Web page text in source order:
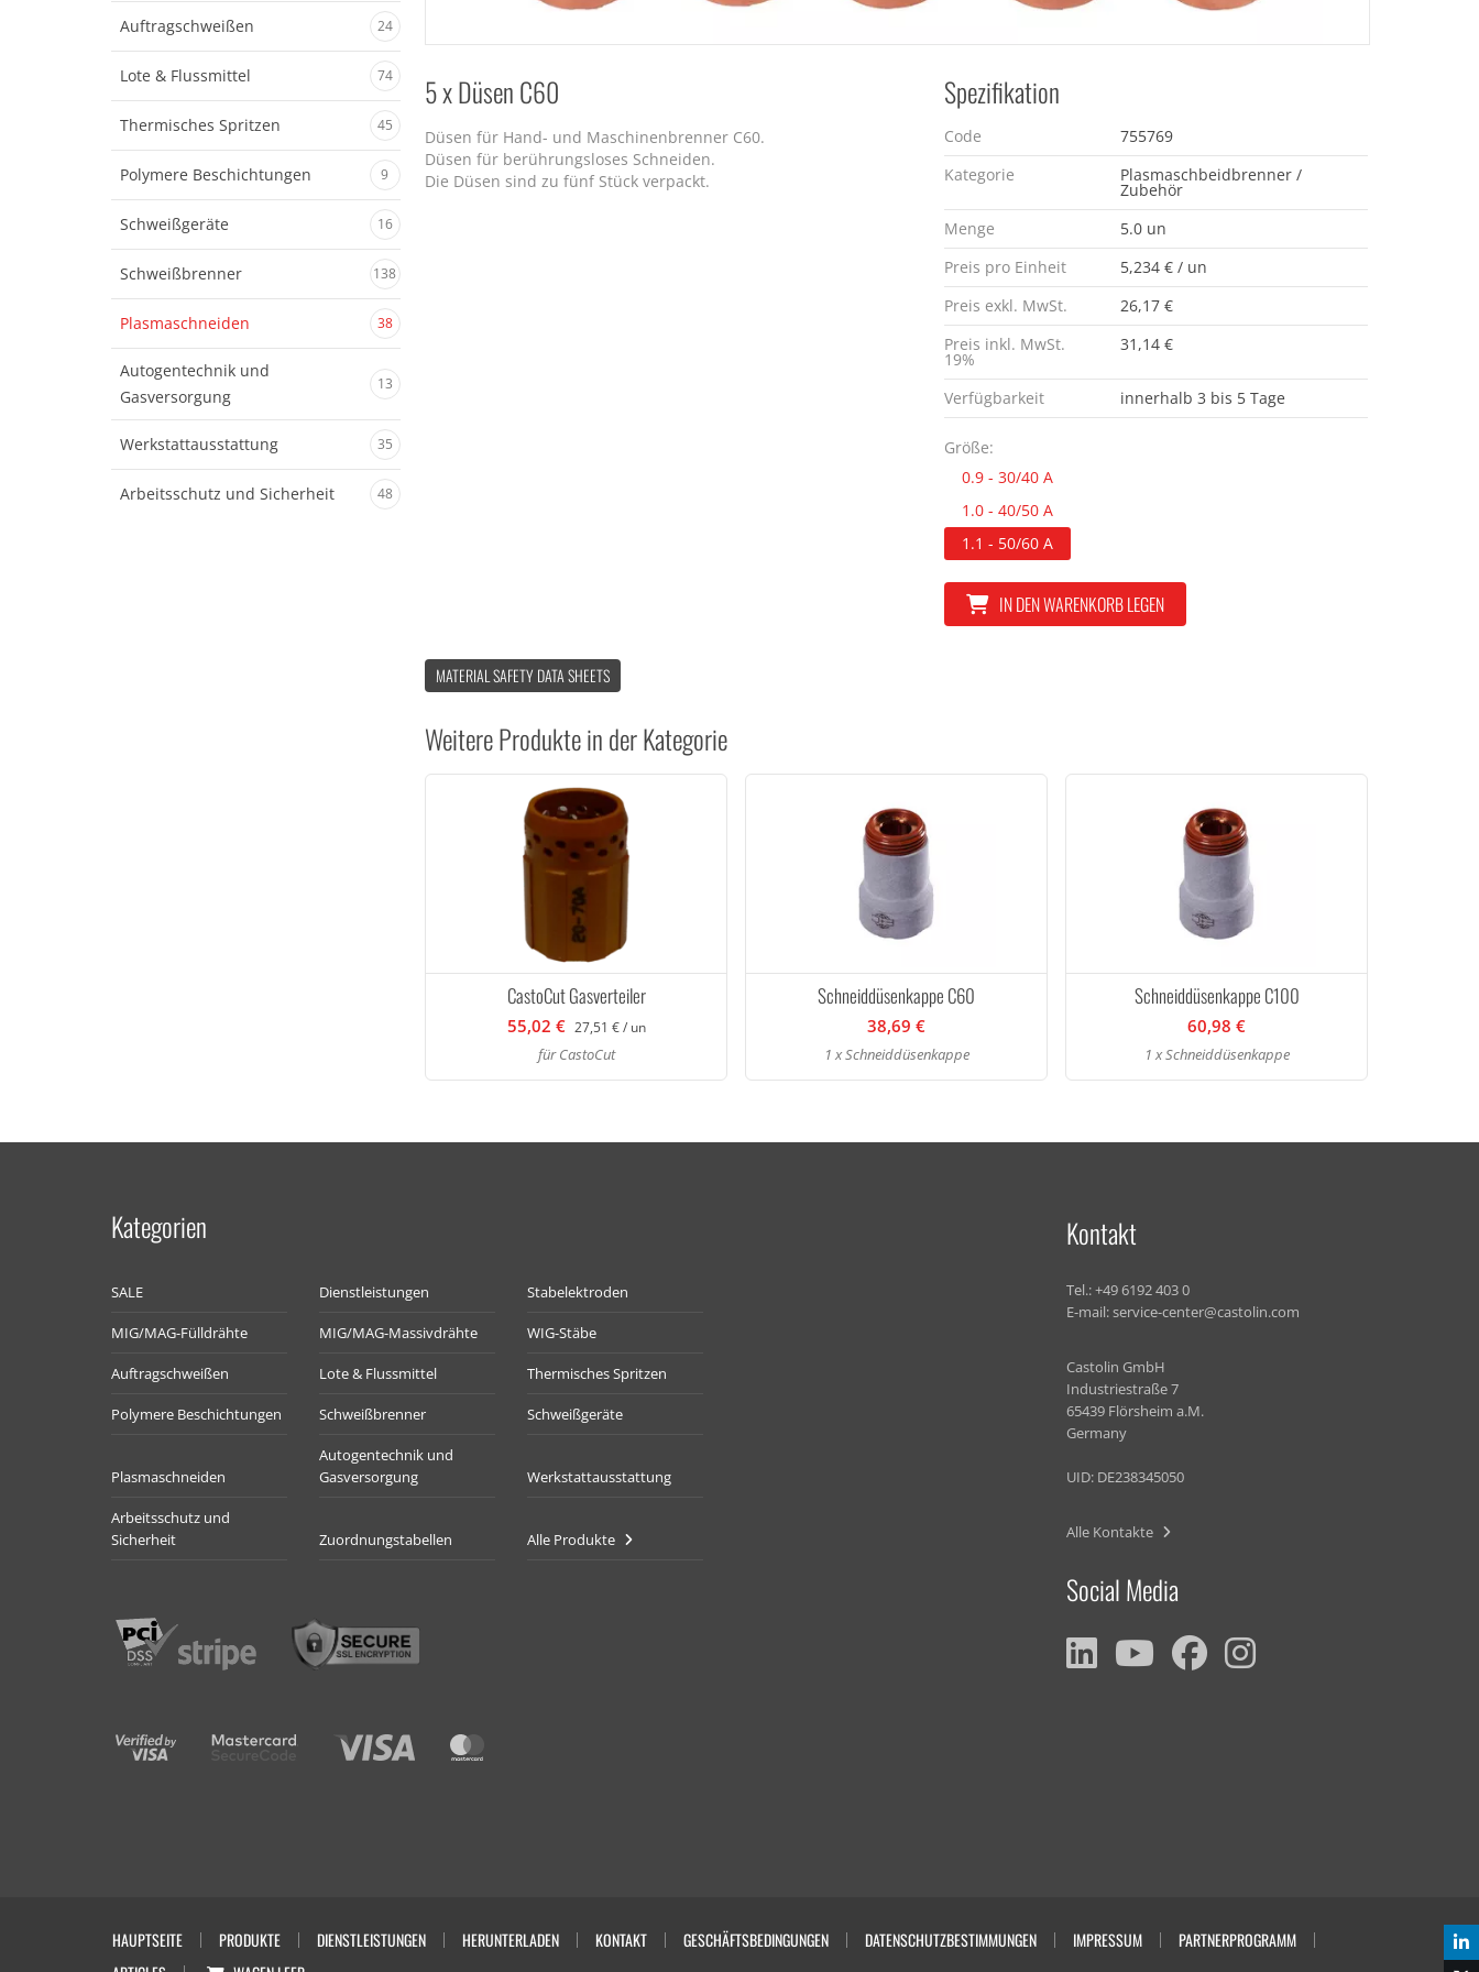
Auftragschweißen 24
Lote & Flussmittel 74
Thermisches Spritzen 45
Polymere Beschichtungen 9
Schweißgeräte 16
Schweißbrenner 138
Plasmaschneiden 38
Autogentechnik und
Gasversorgung
13
Werkstattausstattung 35
Arbeitsschutz und Sicherheit 48
5 x Düsen C60
Düsen für Hand- und Maschinenbrenner C60.
Düsen für berührungsloses Schneiden.
Die Düsen sind zu fünf Stück verpackt.
Spezifikation
Code
755769
Kategorie
Plasmaschbeidbrenner /
Zubehör
Menge
5.0 un
Preis pro Einheit
5,234 € / un
Preis exkl. MwSt.
26,17 €
Preis inkl. MwSt.
19%
31,14 €
Verfügbarkeit innerhalb 3 bis 5 Tage
Größe:
0.9 - 30/40 A
1.0 - 40/50 A
1.1 - 50/60 A
IN DEN WARENKORB LEGEN
MATERIAL SAFETY DATA SHEETS
Weitere Produkte in der Kategorie
CastoCut Gasverteiler
55,02 € 27,51 € / un
für CastoCut
Schneiddüsenkappe C60
38,69 €
1 x Schneiddüsenkappe
Schneiddüsenkappe C100
60,98 €
1 x Schneiddüsenkappe
Kategorien
SALE Dienstleistungen Stabelektroden
MIG/MAG-Fülldrähte MIG/MAG-Massivdrähte WIG-Stäbe
Auftragschweißen Lote & Flussmittel Thermisches Spritzen
Polymere Beschichtungen Schweißbrenner Schweißgeräte
Plasmaschneiden
Autogentechnik und
Gasversorgung
Werkstattausstattung
Arbeitsschutz und
Sicherheit
Zuordnungstabellen Alle Produkte
Kontakt
Tel.:+49 6192 403 0
E-mail:service-center@castolin.com
Castolin GmbH
Industriestraße 7
65439 Flörsheim a.M.
Germany
UID: DE238345050
Alle Kontakte
Social Media
HAUPTSEITE PRODUKTE DIENSTLEISTUNGEN HERUNTERLADEN KONTAKT GESCHÄFTSBEDINGUNGEN DATENSCHUTZBESTIMMUNGEN IMPRESSUM
PARTNERPROGRAMM